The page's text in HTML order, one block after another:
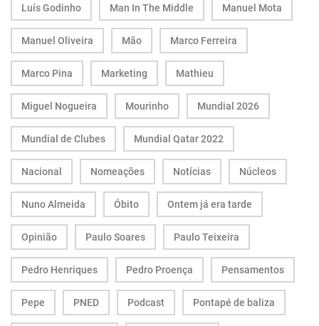
Luís Godinho Man In The Middle Manuel Mota
Manuel Oliveira Mão Marco Ferreira
Marco Pina Marketing Mathieu
Miguel Nogueira Mourinho Mundial 2026
Mundial de Clubes Mundial Qatar 2022
Nacional Nomeações Notícias Núcleos
Nuno Almeida Óbito Ontem já era tarde
Opinião Paulo Soares Paulo Teixeira
Pedro Henriques Pedro Proença Pensamentos
Pepe PNED Podcast Pontapé de baliza